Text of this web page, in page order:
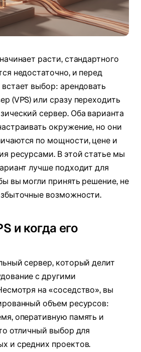
расти, стандартного
недостаточно, и перед
выбор: арендовать
(VPS) или сразу переходить
сервер. Оба варианта
окружение, но они
по мощности, цене и
ресурсами. В этой статье мы
лучше подходит для
вы могли принять решение, не
возможности.
и когда его
сервер, который делит
с другими
на «соседство», вы
объем ресурсов:
оперативную память и
отличный выбор для
и средних проектов.